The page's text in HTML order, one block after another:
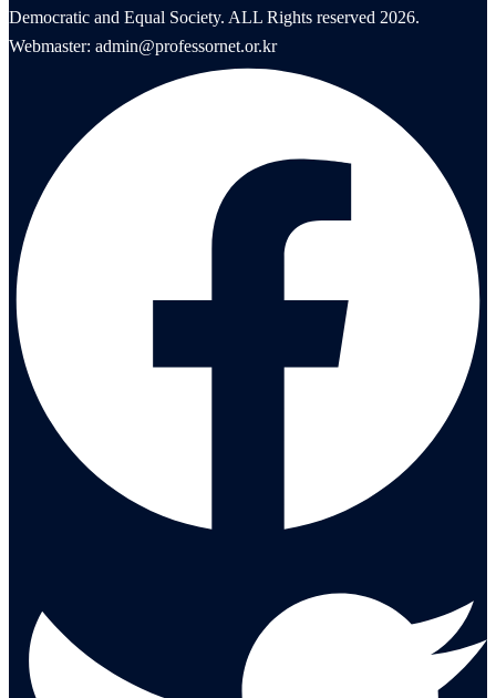
Democratic and Equal Society. ALL Rights reserved 2026.
Webmaster: admin@professornet.or.kr